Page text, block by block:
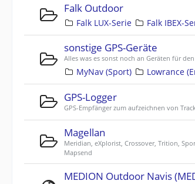
Falk Outdoor
Falk LUX-Serie Falk IBEX-
sonstige GPS-Geräte
Alles was es sonst noch an Geräten für
MyNav (Sport) Lowrance
GPS-Logger
GPS-Empfänger zum aufzeichnen von
Magellan
Meridian, eXplorist, Crossover, Trition,
Mapsend
MEDION Outdoor Navis